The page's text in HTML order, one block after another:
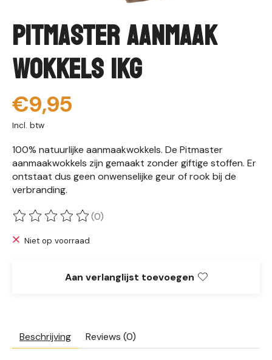
Pitmaster Aanmaak
wokkels 1kg
€9,95
Incl. btw
100% natuurlijke aanmaakwokkels. De Pitmaster
aanmaakwokkels zijn gemaakt zonder giftige stoffen. Er
ontstaat dus geen onwenselijke geur of rook bij de
verbranding.
De beoordeling van dit product is
(0)
Niet op voorraad
Aan verlanglijst toevoegen
Beschrijving Reviews (0)